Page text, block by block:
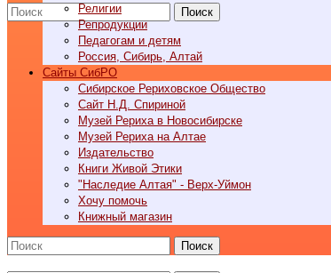
Поиск
Религии
Репродукции
Педагогам и детям
Россия, Сибирь, Алтай
Cайты СибРО
Сибирское Рериховское Общество
Сайт Н.Д. Спириной
Музей Рериха в Новосибирске
Музей Рериха на Алтае
Издательство
Книги Живой Этики
"Наследие Алтая" - Верх-Уймон
Хочу помочь
Книжный магазин
Поиск